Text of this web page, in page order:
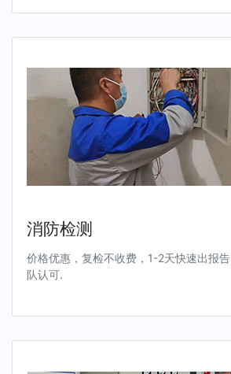
消防检测
价格优惠，复检不收费，1-2天快速出报
队认可.